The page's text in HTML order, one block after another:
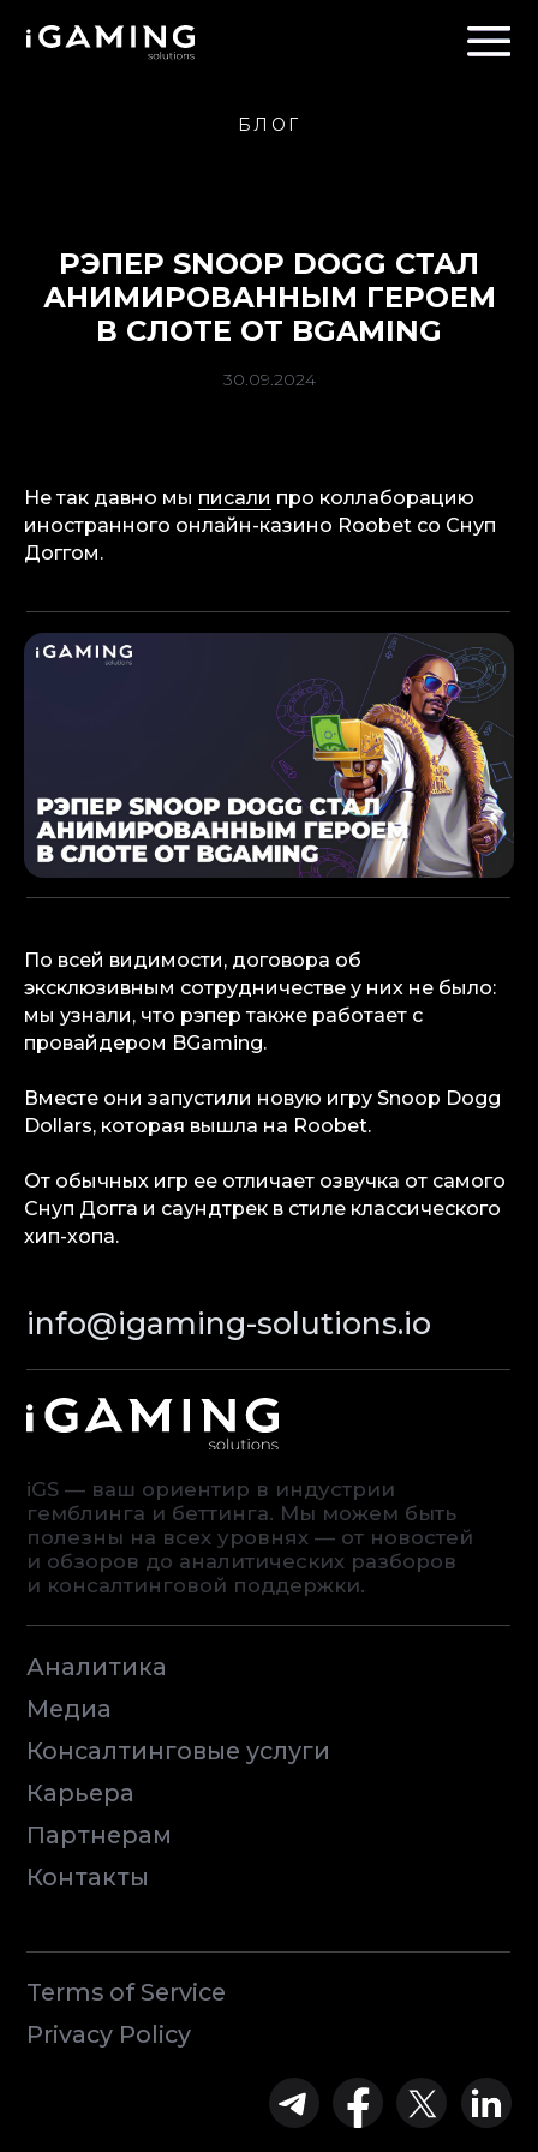
БЛОГ
РЭПЕР SNOOP DOGG СТАЛ
АНИМИРОВАННЫМ ГЕРОЕМ
В СЛОТЕ ОТ BGAMING
30.09.2024
Не так давно мы писали про коллаборацию
иностранного онлайн-казино Roobet со Снуп
Доггом.
По всей видимости, договора об
эксклюзивным сотрудничестве у них не было:
мы узнали, что рэпер также работает с
провайдером BGaming.
Вместе они запустили новую игру Snoop Dogg
Dollars, которая вышла на Roobet.
От обычных игр ее отличает озвучка от самого
Снуп Догга и саундтрек в стиле классического
хип-хопа.
info@igaming-solutions.io
полезны на всех уровнях — от новостей
и обзоров до аналитических разборов
и консалтинговой поддержки.
Аналитика
Медиа
Контакты
Terms of Service
© iGaming Solutions, 2026
Партнерам